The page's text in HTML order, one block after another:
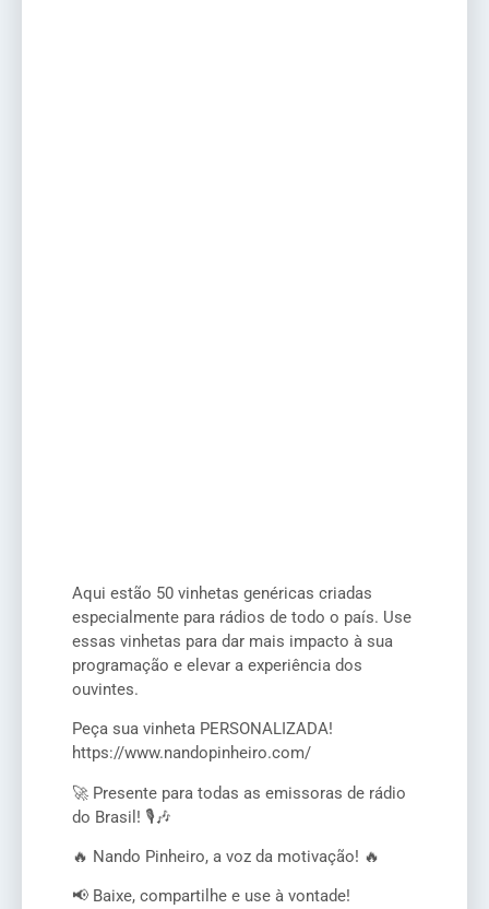
Aqui estão 50 vinhetas genéricas criadas
especialmente para rádios de todo o país. Use
essas vinhetas para dar mais impacto à sua
programação e elevar a experiência dos
ouvintes.
Peça sua vinheta PERSONALIZADA!
https://www.nandopinheiro.com/
🚀 Presente para todas as emissoras de rádio
do Brasil! 🎙️🎶
🔥 Nando Pinheiro, a voz da motivação! 🔥
📢 Baixe, compartilhe e use à vontade!